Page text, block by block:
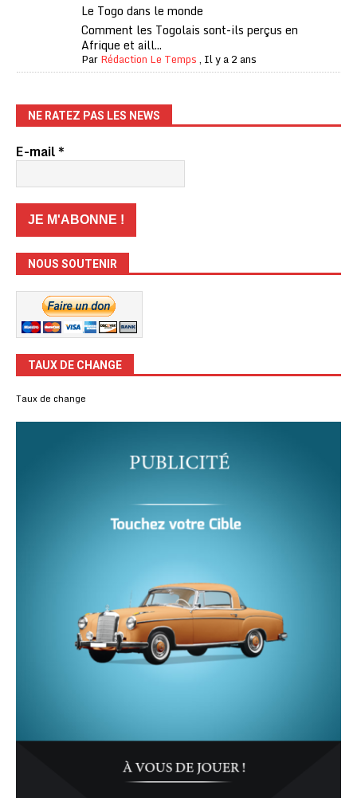
Le Togo dans le monde
Comment les Togolais sont-ils perçus en
Afrique et aill...
ParRédaction Le Temps, Il y a 2 ans
NE RATEZ PAS LES NEWS
E-mail*
NOUS SOUTENIR
TAUX DE CHANGE
Taux de change